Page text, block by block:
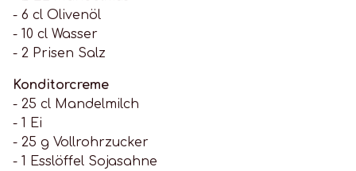
- 6 cl Olivenöl
- 10 cl Wasser
- 2 Prisen Salz
Konditorcreme
- 25 cl Mandelmilch
- 1 Ei
- 25 g Vollrohrzucker
- 1 Esslöffel Sojasahne